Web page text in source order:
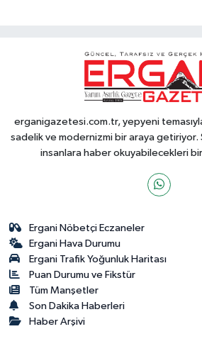
erganigazetesi.com.tr, yepyeni
sadelik ve modernizmi bir araya getiriyor.
insanlara haber okuyabilecekleri
Ergani Nöbetçi Eczaneler
Ergani Hava Durumu
Ergani Trafik Yoğunluk Haritası
Puan Durumu ve Fikstür
Tüm Manşetler
Son Dakika Haberleri
Haber Arşivi